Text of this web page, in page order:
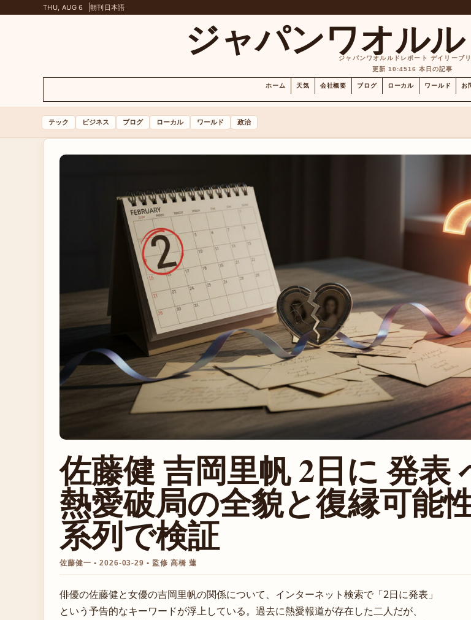
THU, AUG 6 朝刊 日本語
ジャパンワオル
ジャパンワオルルドレポート デイリーブ
更新 10:4516 本日の記事
ホーム 天気 会社概要 ブログ ローカル ワールド お
テック ビジネス ブログ ローカル ワールド 政治
佐藤健 吉岡里帆 2日に 発表
熱愛破局の全貌と復縁可能
系列で検証
佐藤健一 • 2026-03-29 • 監修 高橋 蓮
俳優の佐藤健と女優の吉岡里帆の関係について、インターネット検索で「2日に発表」
という予告的なキーワードが浮上している。過去に熱愛報道が存在した二人だが、